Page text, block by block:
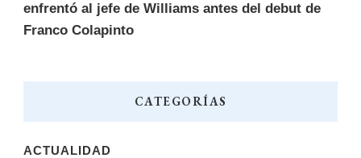
enfrentó al jefe de Williams antes del debut de
Franco Colapinto
CATEGORÍAS
ACTUALIDAD